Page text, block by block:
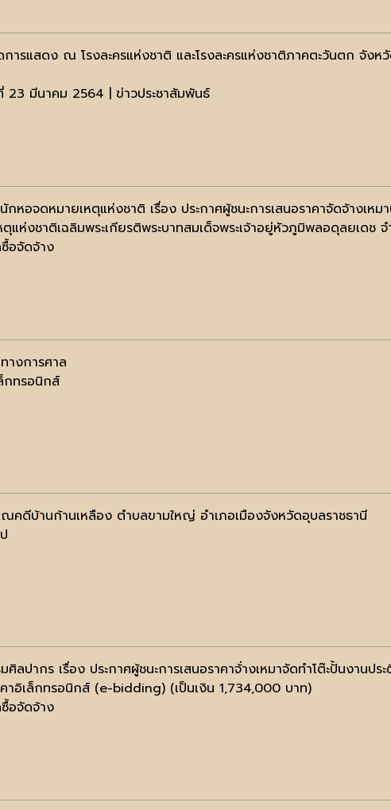
การแสดง ณ โรงละครแห่งชาติ และโรงละครแห่งชาติภาคตะวันตก จัง
23 มีนาคม 2564 | ข่าวประชาสัมพันธ์
กหอจดหมายเหตุแห่งชาติ เรื่อง ประกาศผู้ชนะการเสนอราคาจัดจ้างเห
แห่งชาติเฉลิมพระเกียรติพระบาทสมเด็จพระเจ้าอยู่หัวภูมิพลอดุลยเดช จ
อจัดจ้าง
างการศาล
กทรอนิกส์
ณคดีบ้านก้านเหลือง ตำบลขามใหญ่ อำเภอเมืองจังหวัดอุบลราชธานี
ศิลปากร เรื่อง ประกาศผู้ชนะการเสนอราคาจ้่างเหมาจัดทำโต๊ะปั้นงานป
คาอิเล็กทรอนิกส์ (e-bidding) (เป็นเงิน 1,734,000 บาท)
อจัดจ้าง